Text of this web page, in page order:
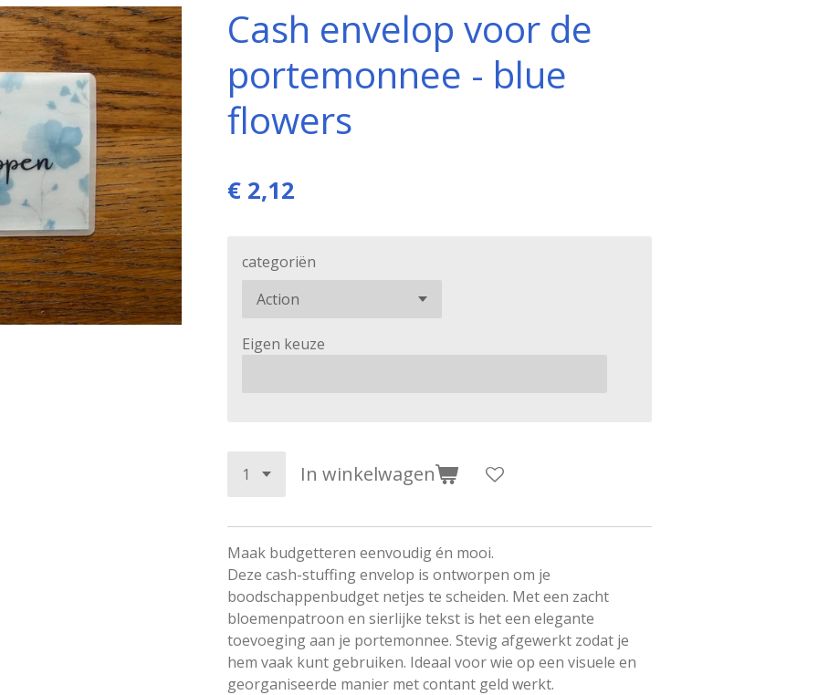
Cash envelop voor de
portemonnee - blue
flowers
€ 2,12
categoriën
Eigen keuze
In winkelwagen
Maak budgetteren eenvoudig én mooi.
Deze cash-stuffing envelop is ontworpen om je
boodschappenbudget netjes te scheiden. Met een zacht
bloemenpatroon en sierlijke tekst is het een elegante
toevoeging aan je portemonnee. Stevig afgewerkt zodat je
hem vaak kunt gebruiken. Ideaal voor wie op een visuele en
georganiseerde manier met contant geld werkt.